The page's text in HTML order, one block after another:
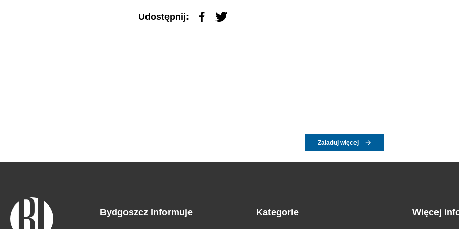
Udostępnij:
Załaduj więcej
Bydgoszcz Informuje Kategorie Więcej